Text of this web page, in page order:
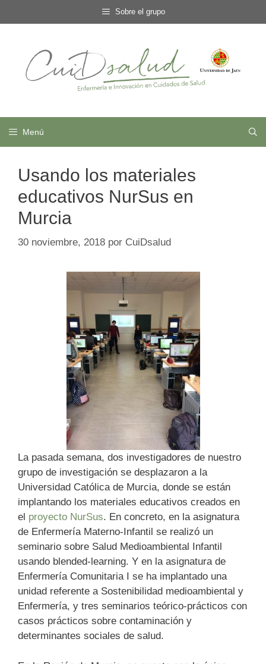
al
Sobre el grupo
Menú
Usando los materiales
educativos NurSus en
Murcia
30 noviembre, 2018 por CuiDsalud
La pasada semana, dos investigadores de nuestro
grupo de investigación se desplazaron a la
Universidad Católica de Murcia, donde se están
implantando los materiales educativos creados en
el proyecto NurSus. En concreto, en la asignatura
de Enfermería Materno-Infantil se realizó un
seminario sobre Salud Medioambiental Infantil
usando blended-learning. Y en la asignatura de
Enfermería Comunitaria I se ha implantado una
unidad referente a Sostenibilidad medioambiental y
Enfermería, y tres seminarios teórico-prácticos con
casos prácticos sobre contaminación y
determinantes sociales de salud.